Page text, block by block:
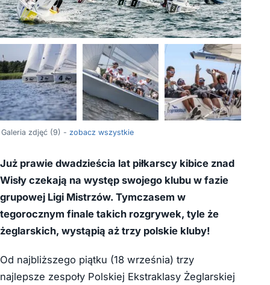
Galeria zdjęć (9) - zobacz wszystkie
Już prawie dwadzieścia lat piłkarscy kibice znad
Wisły czekają na występ swojego klubu w fazie
grupowej Ligi Mistrzów. Tymczasem w
tegorocznym finale takich rozgrywek, tyle że
żeglarskich, wystąpią aż trzy polskie kluby!
Od najbliższego piątku (18 września) trzy
najlepsze zespoły Polskiej Ekstraklasy Żeglarskiej